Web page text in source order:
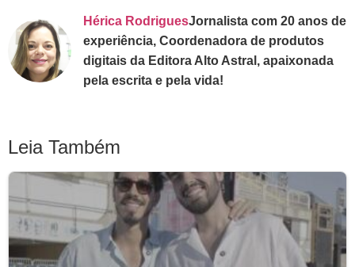
Hérica RodriguesJornalista com 20 anos de
experiência, Coordenadora de produtos
digitais da Editora Alto Astral, apaixonada
pela escrita e pela vida!
Leia Também